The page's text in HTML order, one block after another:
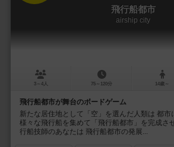
飛行船都市
airship city
3～4人 75～120分 14歳～
飛行船都市が舞台のボードゲーム
新たな居住地として「空」を選んだ人類は 都市
様々な飛行船を集めて「飛行船都市」を完成さ
行船技師のあなたは 飛行船都市の発展...